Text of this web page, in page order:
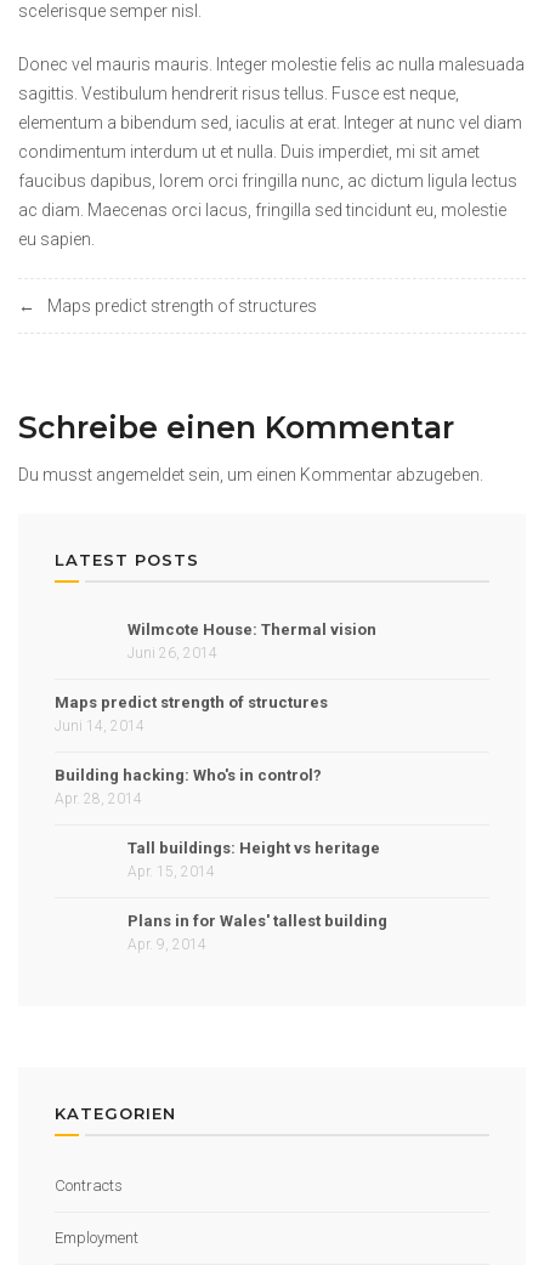
scelerisque semper nisl.
Donec vel mauris mauris. Integer molestie felis ac nulla malesuada
sagittis. Vestibulum hendrerit risus tellus. Fusce est neque,
elementum a bibendum sed, iaculis at erat. Integer at nunc vel diam
condimentum interdum ut et nulla. Duis imperdiet, mi sit amet
faucibus dapibus, lorem orci fringilla nunc, ac dictum ligula lectus
ac diam. Maecenas orci lacus, fringilla sed tincidunt eu, molestie
eu sapien.
Beitrags-
Navigation
Maps predict strength of structures
Schreibe einen Kommentar
Du musst angemeldet sein, um einen Kommentar abzugeben.
LATEST POSTS
Wilmcote House: Thermal vision
Juni 26, 2014
Maps predict strength of structures
Juni 14, 2014
Building hacking: Who's in control?
Apr. 28, 2014
Tall buildings: Height vs heritage
Apr. 15, 2014
Plans in for Wales' tallest building
Apr. 9, 2014
KATEGORIEN
Contracts
Employment